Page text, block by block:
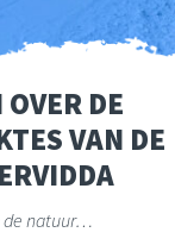
DE
VAN DE
de natuur…